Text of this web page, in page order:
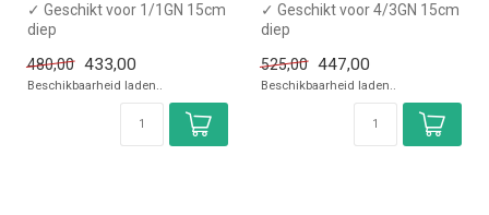
✓ Geschikt voor 1/1GN 15cm
diep
✓ Tafelmodel
✓ 2 kW
480,00 433,00
Beschikbaarheid laden..
✓ Geschikt voor 4/3GN 15cm
diep
✓ Tafelmodel
✓ 2 kW
525,00 447,00
Beschikbaarheid laden..